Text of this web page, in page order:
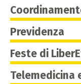
Previdenza
Feste di
Telemedicina